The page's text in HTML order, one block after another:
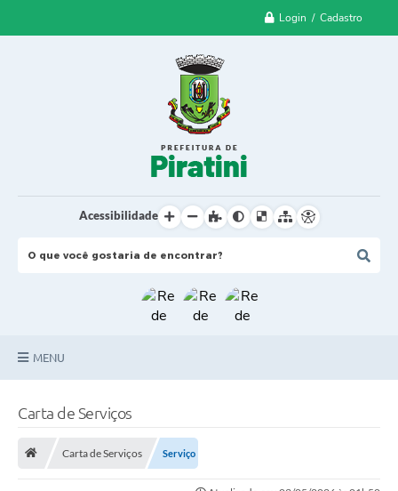
Login / Cadastro
Acessibilidade
MENU
Carta de Serviços
Carta de Serviços Serviço